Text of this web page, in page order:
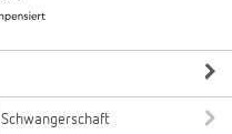
Schwangerschaft